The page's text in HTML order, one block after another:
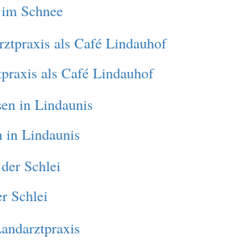
Schnee
als Café Lindauhof
in Lindaunis
Schlei